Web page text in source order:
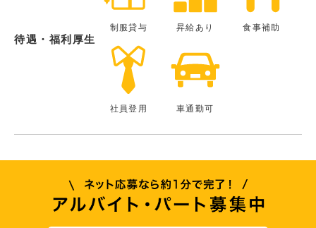
待遇・福利厚生
制服貸与 昇給あり 食事補助
社員登用 車通勤可